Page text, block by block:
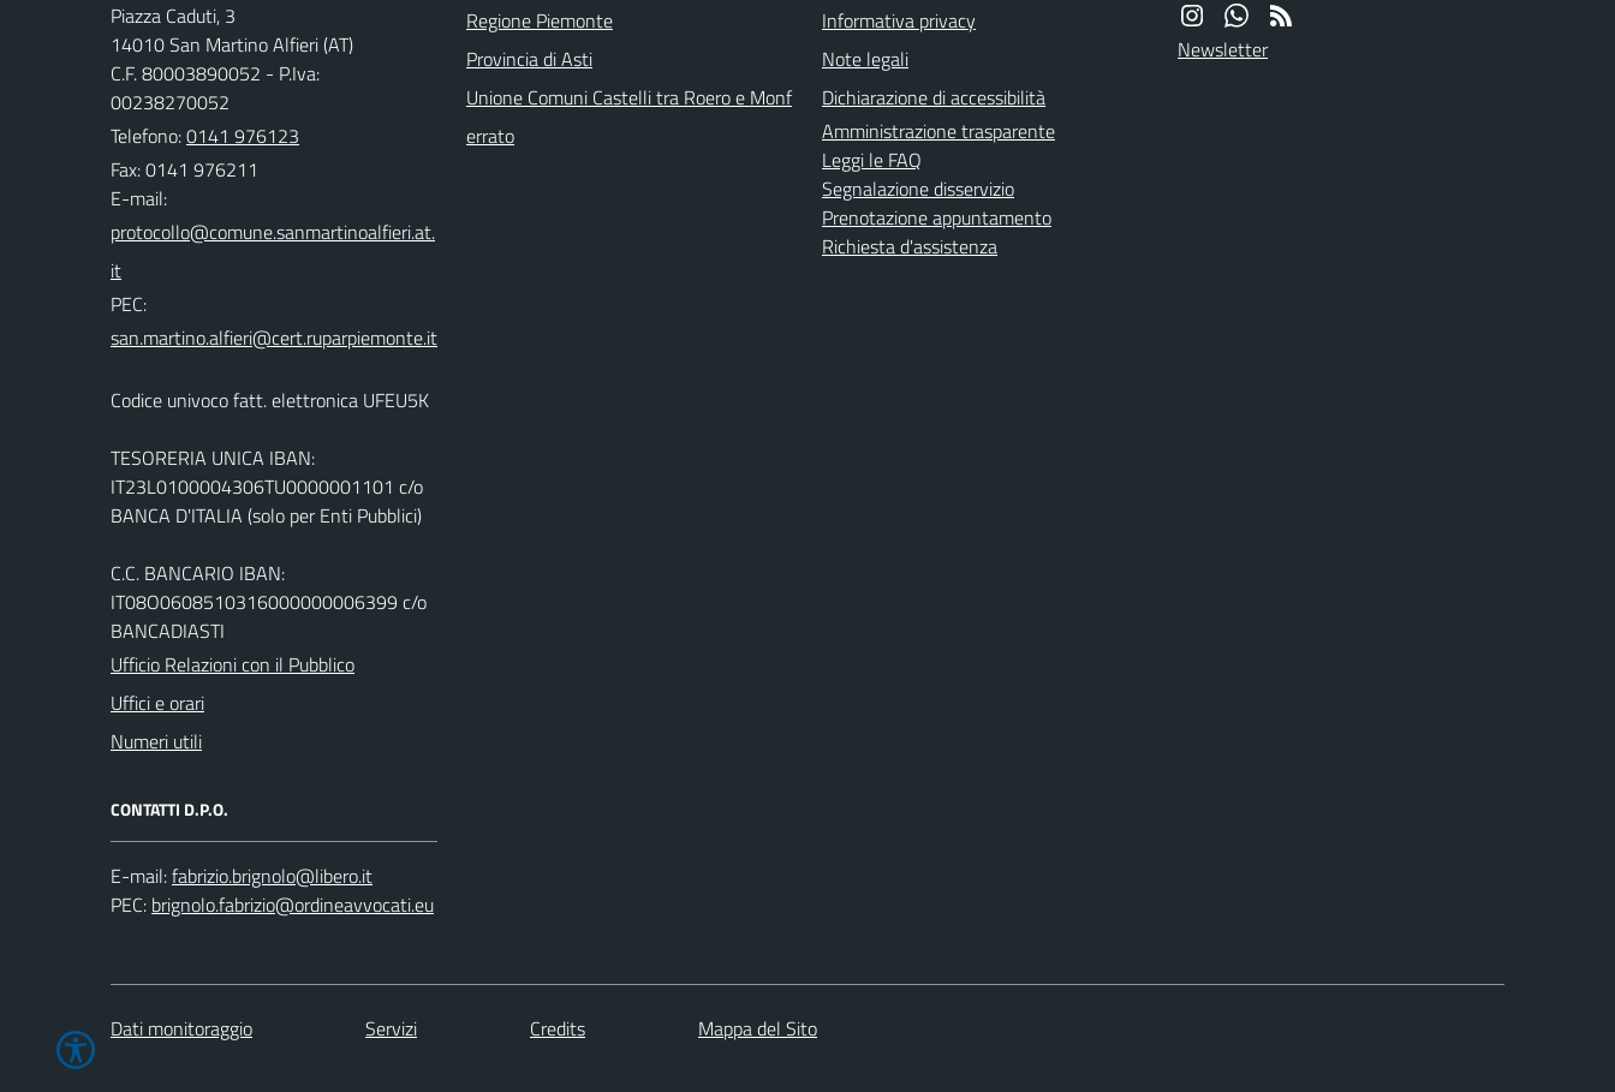
Piazza Caduti, 3
14010 San Martino Alfieri (AT)
C.F. 80003890052 - P.Iva:
00238270052
Telefono:0141 976123
Fax: 0141 976211
E-mail:
PEC:
Codice univoco fatt. elettronica UFEU5K
TESORERIA UNICA IBAN:
IT23L0100004306TU0000001101 c/o
BANCA D'ITALIA (solo per Enti Pubblici)
C.C. BANCARIO IBAN:
IT08O0608510316000000006399 c/o
BANCADIASTI
Ufficio Relazioni con il Pubblico
Uffici e orari
Numeri utili
CONTATTI D.P.O.
E-mail:
PEC:
Regione Piemonte
Provincia di Asti
Unione Comuni Castelli tra Roero e Monf
errato
Informativa privacy
Note legali
Dichiarazione di accessibilità
Amministrazione trasparente
Leggi le FAQ
Segnalazione disservizio
Prenotazione appuntamento
Richiesta d'assistenza
Newsletter
Dati monitoraggio Servizi Credits Mappa del Sito